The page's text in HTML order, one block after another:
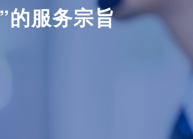
面向大型集团的数字化研发管理系统
面向中小型企业的产品生命周期管理系统
面向小微企业基于SAAS的研发管理系统
面向中小型企业的结构化工艺管理系统
所见即所得的结构化工艺协同平台
数字化研发
数字化工艺
典型案例
”的服务宗旨